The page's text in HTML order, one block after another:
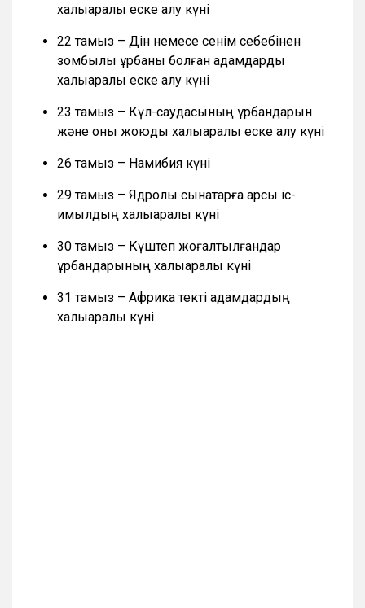
халықаралық еске алу күні
22 тамыз – Дін немесе сенім себебінен
зомбылық құрбаны болған адамдарды
халықаралық еске алу күні
23 тамыз – Күл-саудасының құрбандарын
және оны жоюды халықаралық еске алу күні
26 тамыз – Намибия күні
29 тамыз – Ядролық сынақтарға қарсы іс-
қимылдың халықаралық күні
30 тамыз – Күштеп жоғалтылғандар
құрбандарының халықаралық күні
31 тамыз – Африка текті адамдардың
халықаралық күні